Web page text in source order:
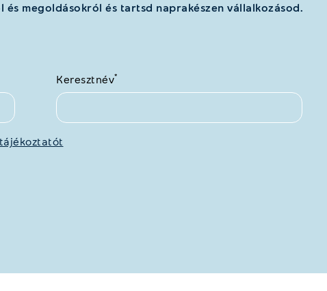
megoldásokról és tartsd naprakészen vállalkozásod.
Keresztnév*